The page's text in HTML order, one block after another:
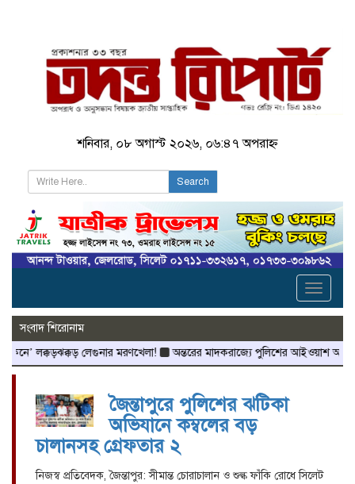
শনিবার, ০৮ অগাস্ট ২০২৬, ০৬:৪৭ অপরাহ্ন
Search
Toggle
সংবাদ শিরোনাম
লক্কড়ঝক্কড় লেগুনার মরণখেলা!
অন্তরের মাদকরাজ্যে পুলিশের আইওয়াশ
জৈন্তাপুরে পুলিশের ঝটিকা
অভিযানে কম্বলের বড়
চালানসহ গ্রেফতার ২
নিজস্ব প্রতিবেদক, জৈন্তাপুর: সীমান্ত চোরাচালান ও শুল্ক ফাঁকি রোধে সিলেট